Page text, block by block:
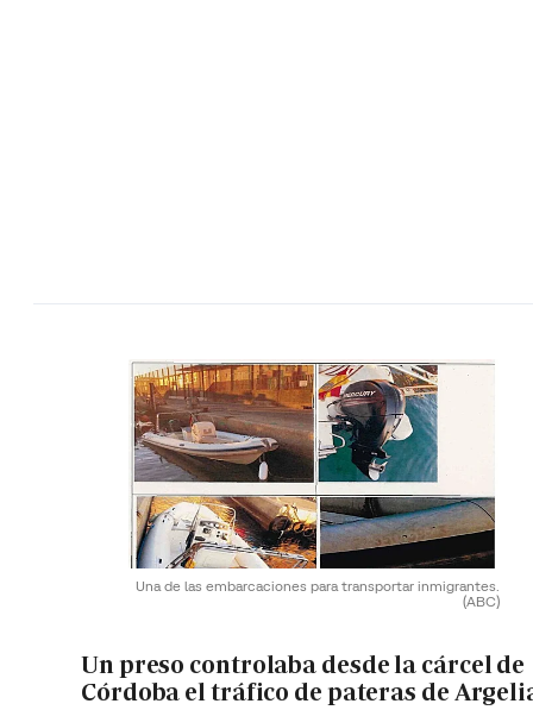
Una de las embarcaciones para transportar inmigrantes.
(ABC)
Un preso controlaba desde la cárcel de
Córdoba el tráfico de pateras de